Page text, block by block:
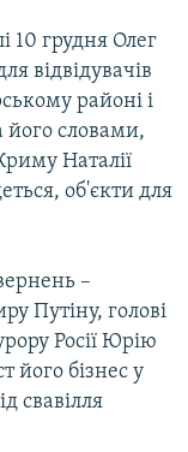
10 грудня Олег
відвідувачів
районі і
його словами,
Наталії
об'єкти для
–
Путіну, голові
Росії Юрію
його бізнес у
свавілля